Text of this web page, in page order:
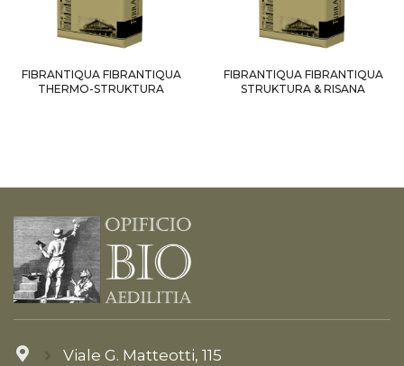
FIBRANTIQUA FIBRANTIQUA
THERMO-STRUKTURA
FIBRANTIQUA FIBRANTIQUA
STRUKTURA & RISANA
Viale G. Matteotti, 115